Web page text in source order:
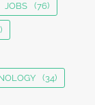
JOBS (76)
(34)